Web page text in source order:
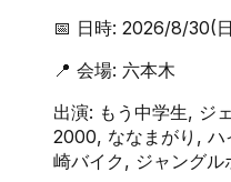
📅 日時: 2026/8/30(
📍 会場: 六本木
出演: もう中学生, ジ
2000, ななまがり, ハ
崎バイク, ジャング